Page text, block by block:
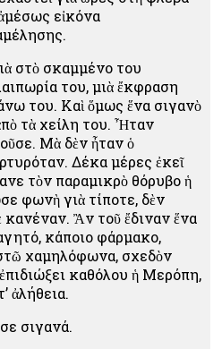
εἰκόνα
στὸ σκαμμένο του
του, μιὰ ἔκφραση
του. Καὶ ὅμως ἕνα σιγανὸ
τὰ χείλη του. Ἦταν
Μὰ δὲν ἦταν ὁ
Δέκα μέρες ἐκεῖ
τὸν παραμικρὸ θόρυβο ἡ
φωνὴ γιὰ τίποτε, δὲν
Ἂν τοῦ ἔδιναν ἕνα
κάποιο φάρμακο,
χαμηλόφωνα, σχεδὸν
καθόλου ἡ Μερόπη,
ἀλήθεια.
σιγανά.